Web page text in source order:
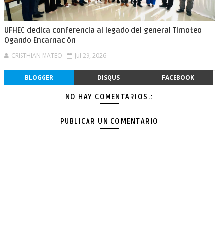
UFHEC dedica conferencia al legado del general Timoteo
Ogando Encarnación
CRISTHIAN MATEO Jul 29, 2026
BLOGGER DISQUS FACEBOOK
NO HAY COMENTARIOS.:
PUBLICAR UN COMENTARIO